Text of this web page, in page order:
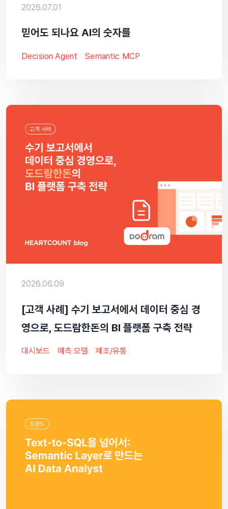
2026.07.01
믿어도 되나요 AI의 숫자를
Decision Agent Semantic MCP
2026.06.09
[고객 사례] 수기 보고서에서 데이터 중심 경
영으로, 도드람한돈의 BI 플랫폼 구축 전략
대시보드 예측 모델 제조/유통